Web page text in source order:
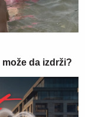
da izdrži?